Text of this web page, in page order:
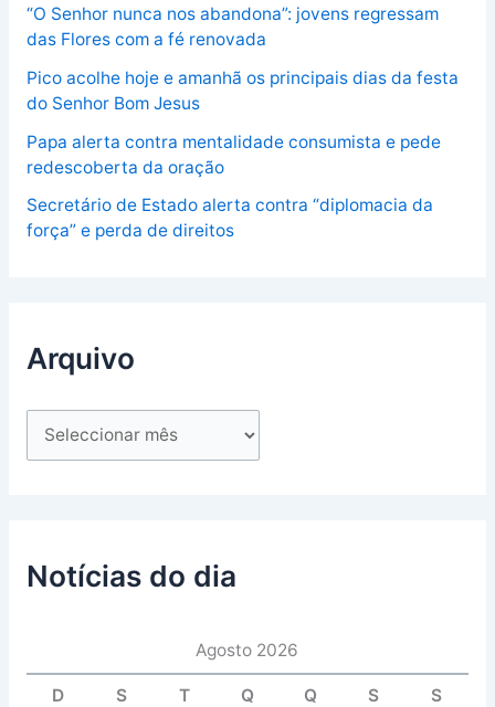
“O Senhor nunca nos abandona”: jovens regressam
das Flores com a fé renovada
Pico acolhe hoje e amanhã os principais dias da festa
do Senhor Bom Jesus
Papa alerta contra mentalidade consumista e pede
redescoberta da oração
Secretário de Estado alerta contra “diplomacia da
força” e perda de direitos
Arquivo
Notícias do dia
Agosto 2026
D S T Q Q S S